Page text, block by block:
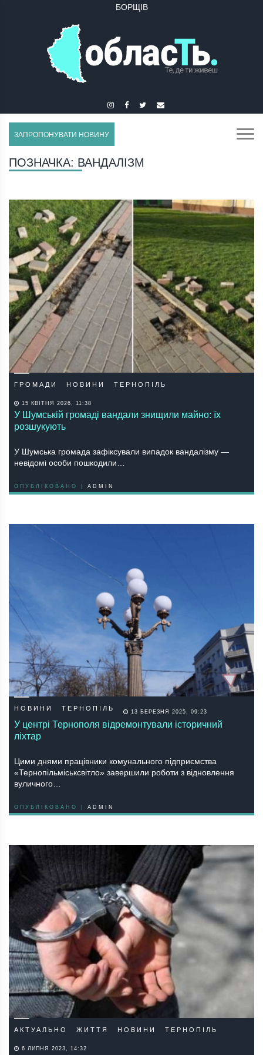
ЗАПРОПОНУВАТИ НОВИНУ
ПОЗНАЧКА: ВАНДАЛІЗМ
ГРОМАДИ НОВИНИ ТЕРНОПІЛЬ
15 КВІТНЯ 2026, 11:38
У Шумській громаді вандали знищили майно: їх
розшукують
У Шумська громада зафіксували випадок вандалізму —
невідомі особи пошкодили…
ОПУБЛІКОВАНО | ADMIN
НОВИНИ ТЕРНОПІЛЬ 13 БЕРЕЗНЯ 2025, 09:23
У центрі Тернополя відремонтували історичний
ліхтар
Цими днями працівники комунального підприємства
«Тернопільміськсвітло» завершили роботи з відновлення
вуличного…
ОПУБЛІКОВАНО | ADMIN
АКТУАЛЬНО ЖИТТЯ НОВИНИ ТЕРНОПІЛЬ
6 ЛИПНЯ 2023, 14:32